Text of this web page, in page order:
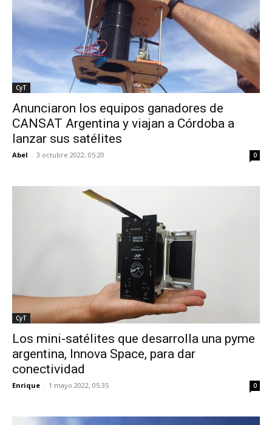
CyT
Anunciaron los equipos ganadores de
CANSAT Argentina y viajan a Córdoba a
lanzar sus satélites
Abel - 3 octubre 2022, 05:20 0
CyT
Los mini-satélites que desarrolla una pyme
argentina, Innova Space, para dar
conectividad
Enrique - 1 mayo 2022, 05:35 0